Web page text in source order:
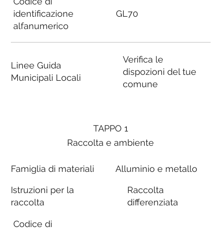
identificazione
alfanumerico
Linee Guida
Municipali Locali
GL70
Verifica le
dispozioni del tue
comune
TAPPO 1
Raccolta e ambiente
Famiglia di materiali
Istruzioni per la
raccolta
Codice di
Alluminio e metallo
Raccolta
differenziata